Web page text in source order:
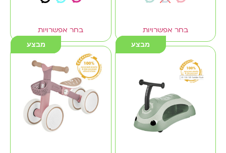
בחר אפשרויות בחר אפשרויות
מבצע
מבצע מבצע
מבצע